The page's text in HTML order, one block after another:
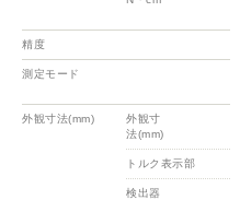
精度
測定モード
外観寸法(mm)
外観寸
法(mm)
トルク表示部
検出器